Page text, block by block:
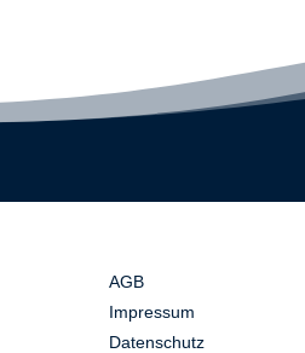
AGB
Impressum
Datenschutz